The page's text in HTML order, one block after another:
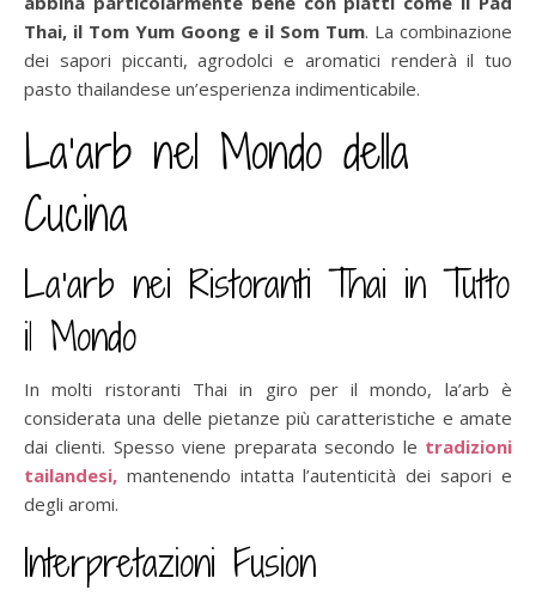
Thai, il Tom Yum Goong e il Som Tum. La combinazione
dei sapori piccanti, agrodolci e aromatici renderà il tuo
pasto thailandese un’esperienza indimenticabile.
La’arb nel Mondo della
Cucina
La’arb nei Ristoranti Thai in Tutto
il Mondo
In molti ristoranti Thai in giro per il mondo, la’arb è
considerata una delle pietanze più caratteristiche e amate
dai clienti. Spesso viene preparata secondo le tradizioni
tailandesi, mantenendo intatta l’autenticità dei sapori e
degli aromi.
Interpretazioni Fusion